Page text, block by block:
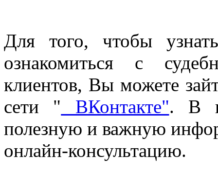
Для того, чтобы
ознакомиться с
клиентов, Вы можете
сети " ВКонтакте". В
полезную и важную
онлайн-консультацию.